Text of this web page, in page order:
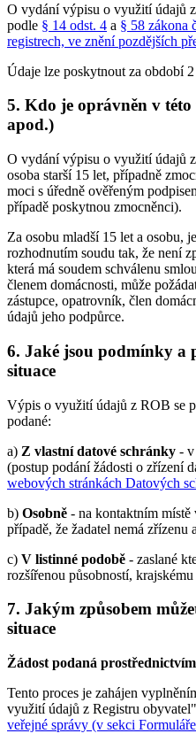
O vydání výpisu o využití údajů
podle § 14 odst. 4 a § 58 zákona
registrech, ve znění pozdějších
Údaje lze poskytnout za období
5. Kdo je oprávněn v
apod.)
O vydání výpisu o využití údajů
osoba starší 15 let, případně
moci s úředně ověřeným
případě poskytnou zmocněnci).
Za osobu mladší 15 let a osobu,
rozhodnutím soudu tak, že není
která má soudem schválenu
členem domácnosti, může
zástupce, opatrovník, člen
údajů jeho podpůrce.
6. Jaké jsou podmínky a
situace
Výpis o využití údajů z ROB se
podané:
a) Z vlastní datové schránky -
(postup podání žádosti o zřízení
webových stránkách Datových
b) Osobně - na kontaktním
případě, že žadatel nemá
c) V listinné podobě - zaslané
rozšířenou působností,
7. Jakým způsobem
situace
Žádost podaná
Tento proces je zahájen
využití údajů z Registru
veřejné správy (v sekci Formuláře